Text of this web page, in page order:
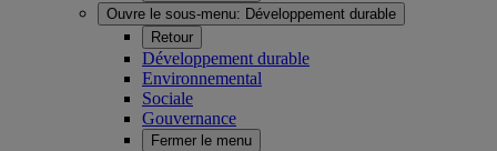
Ouvre le sous-menu: Développement durable
Retour
Développement durable
Environnemental
Sociale
Gouvernance
Fermer le menu